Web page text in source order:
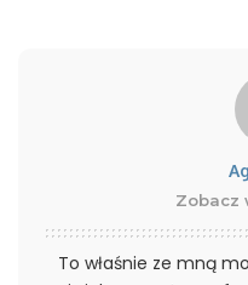
Zobacz
To właśnie ze mną